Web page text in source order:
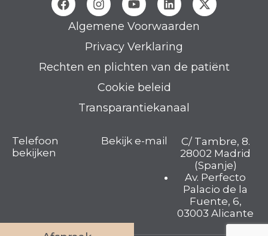
Algemene Voorwaarden
Privacy Verklaring
Rechten en plichten van de patiënt
Cookie beleid
Transparantiekanaal
Telefoon
bekijken
Bekijk e-mail
C/ Tambre, 8.
28002 Madrid
(Spanje)
Av. Perfecto
Palacio de la
Fuente, 6,
03003 Alicante